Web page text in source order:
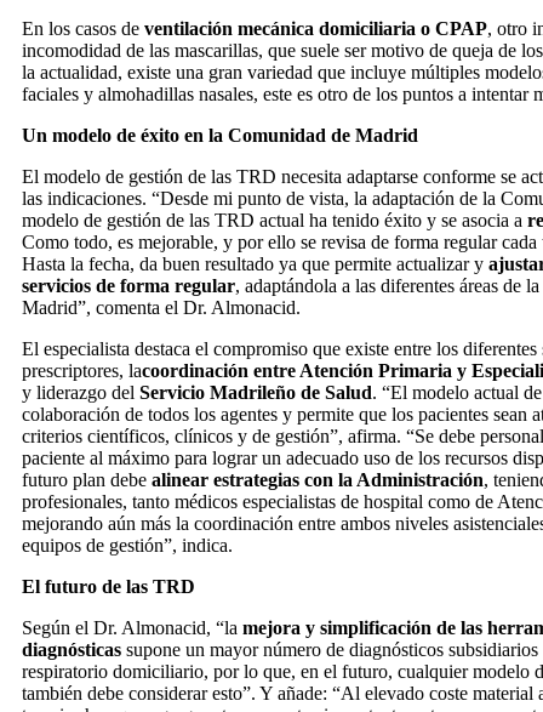
En los casos de ventilación mecánica domiciliaria o CPAP, otro
incomodidad de las mascarillas, que suele ser motivo de queja de
la actualidad, existe una gran variedad que incluye múltiples
faciales y almohadillas nasales, este es otro de los puntos a intentar
Un modelo de éxito en la Comunidad de Madrid
El modelo de gestión de las TRD necesita adaptarse conforme se
las indicaciones. “Desde mi punto de vista, la adaptación de la
modelo de gestión de las TRD actual ha tenido éxito y se asocia a
Como todo, es mejorable, y por ello se revisa de forma regular cada
Hasta la fecha, da buen resultado ya que permite actualizar y
servicios de forma regular, adaptándola a las diferentes áreas de
Madrid”, comenta el Dr. Almonacid.
El especialista destaca el compromiso que existe entre los
prescriptores, lacoordinación entre Atención Primaria y
y liderazgo del Servicio Madrileño de Salud. “El modelo actual
colaboración de todos los agentes y permite que los pacientes sean
criterios científicos, clínicos y de gestión”, afirma. “Se debe
paciente al máximo para lograr un adecuado uso de los recursos
futuro plan debe alinear estrategias con la Administración,
profesionales, tanto médicos especialistas de hospital como de
mejorando aún más la coordinación entre ambos niveles
equipos de gestión”, indica.
El futuro de las TRD
Según el Dr. Almonacid, “la mejora y simplificación de las
diagnósticas supone un mayor número de diagnósticos
respiratorio domiciliario, por lo que, en el futuro, cualquier modelo
también debe considerar esto”. Y añade: “Al elevado coste material